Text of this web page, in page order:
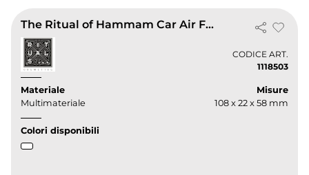
The Ritual of Hammam Car Air Freshener
CODICE ART.
1118503
Materiale
Multimateriale
Misure
108 x 22 x 58 mm
Colori disponibili